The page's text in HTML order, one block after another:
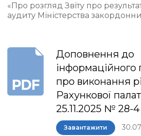
«Про розгляд Звіту про
аудиту Міністерства
Доповнення до
про виконання
Рахункової
25.11.2025 № 28-4
Завантажити